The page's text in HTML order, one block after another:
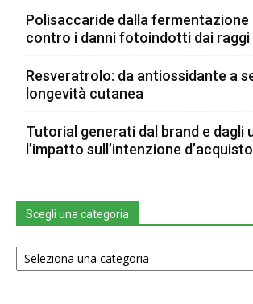
Polisaccaride dalla fermentazione
contro i danni fotoindotti dai raggi
Resveratrolo: da antiossidante a
longevità cutanea
Tutorial generati dal brand e dagli
l’impatto sull’intenzione d’acquisto
Scegli una categoria
Scegli
una